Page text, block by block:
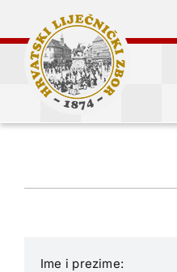
content
Ime i prezime: